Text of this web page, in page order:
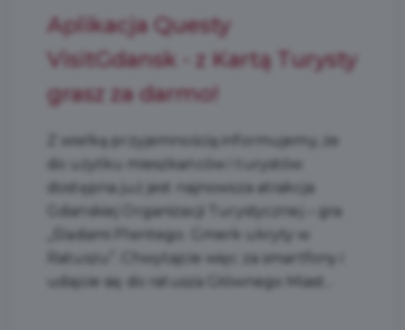
Aplikacja Questy
VisitGdansk - z Kartą Turysty
grasz za darmo!
Z wielką przyjemnością informujemy, że
do użytku mieszkańców i turystów
dostępna już jest najnowsza atrakcja
Gdańskiej Organizacji Turystycznej – gra
„Śladami Plentego. Gmerk ukryty w
Ratuszu”. Chwytajcie więc za smartfony i
udajcie się do ratusza Głównego Miast...